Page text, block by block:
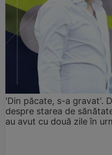
'Din păcate, s-a gravat'.
despre starea de
au avut cu două zile în